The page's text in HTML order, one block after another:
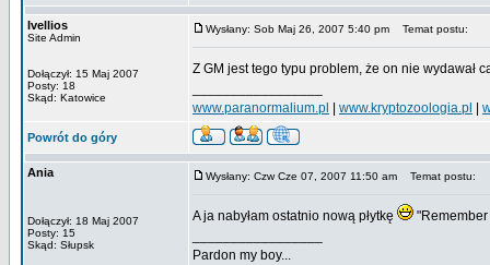
Ivellios
Site Admin
Dołączył: 15 Maj 2007
Posty: 18
Skąd: Katowice
Wysłany: Sob Maj 26, 2007 5:40 pm Temat postu:
Z GM jest tego typu problem, że on nie wydawał
www.paranormalium.pl
www.kryptozoologia.pl
Powrót do góry
Ania
Dołączył: 18 Maj 2007
Posty: 15
Skąd: Słupsk
Wysłany: Czw Cze 07, 2007 11:50 am Temat postu:
A ja nabyłam ostatnio nową płytkę
Pardon my boy...